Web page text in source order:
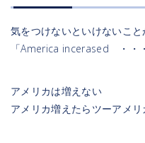
気をつけないといけないこ
「America incerased ・・
アメリカは増えない
アメリカ増えたらツーアメリ